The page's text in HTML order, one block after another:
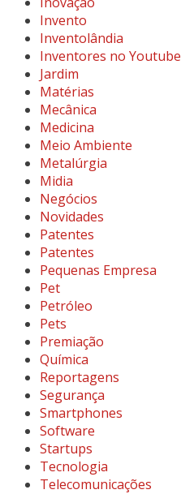
Invento
Inventolândia
Inventores no Youtube
Jardim
Matérias
Mecânica
Medicina
Meio Ambiente
Metalúrgia
Midia
Negócios
Novidades
Patentes
Patentes
Pequenas Empresa
Pet
Petróleo
Pets
Premiação
Química
Reportagens
Segurança
Smartphones
Software
Startups
Tecnologia
Telecomunicações